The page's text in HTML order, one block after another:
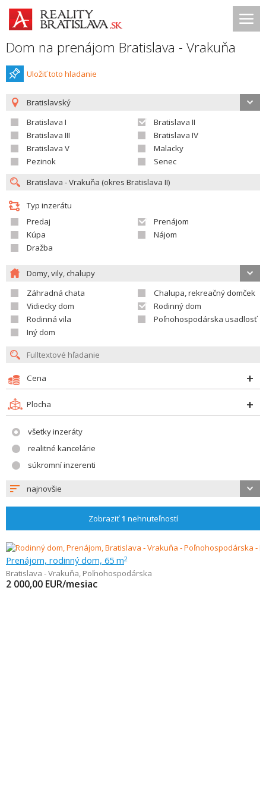
Dom na prenájom Bratislava - Vrakuňa
Uložiť toto hladanie
Bratislavský
Bratislava I
Bratislava II
Bratislava III
Bratislava IV
Bratislava V
Malacky
Pezinok
Senec
Typ inzerátu
Predaj
Prenájom
Kúpa
Nájom
Dražba
Domy, vily, chalupy
Záhradná chata
Chalupa, rekreačný domček
Vidiecky dom
Rodinný dom
Rodinná vila
Poľnohospodárska usadlosť
Iný dom
Cena
Plocha
všetky inzeráty
realitné kancelárie
súkromní inzerenti
najnovšie
Zobraziť1 nehnuteľností
Prenájom, rodinný dom, 65 m2
Bratislava - Vrakuňa, Poľnohospodárska
2 000,00 EUR/mesiac